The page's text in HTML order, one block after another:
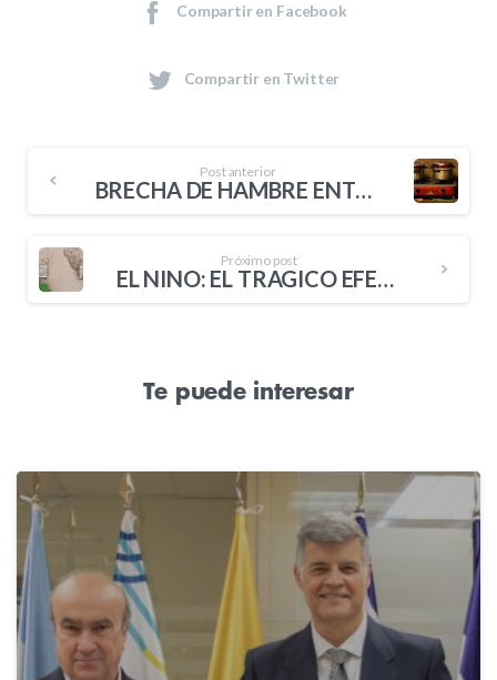
Compartir en Facebook
Compartir en Twitter
Post anterior
BRECHA DE HAMBRE ENTRE HOMBRES Y MUJERES LATINOAMERICANOS ES LA MAYOR DEL MUNDO
Próximo post
EL NIÑO: EL TRÁGICO EFECTO DEL FENÓMENO EN LATINOAMÉRICA
Te puede interesar